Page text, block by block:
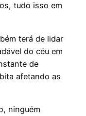
tudo isso em
terá de lidar
do céu em
de
afetando as
ninguém